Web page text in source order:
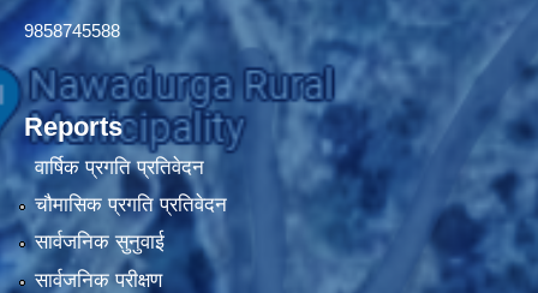
9858745588
Reports
वार्षिक प्रगति प्रतिवेदन
चौमासिक प्रगति प्रतिवेदन
सार्वजनिक सुनुवाई
सार्वजनिक परीक्षण